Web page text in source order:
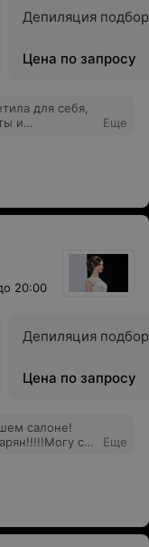
Депиляция
Цена по запросу
для себя,
и
Приятно,
все
многих
по
Еще
20:00
Депиляция
Цена по запросу
салоне!
с
лишних слов
клиент
Еще